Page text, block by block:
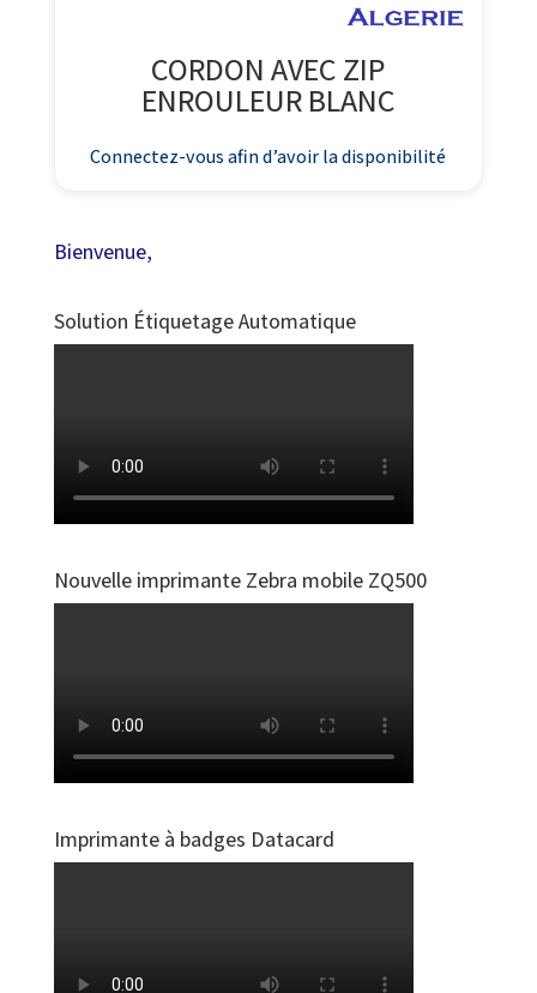
CORDON AVEC ZIP
ENROULEUR BLANC
Connectez-vous afin d’avoir la disponibilité
Bienvenue,
Solution Étiquetage Automatique
Nouvelle imprimante Zebra mobile ZQ500
Imprimante à badges Datacard